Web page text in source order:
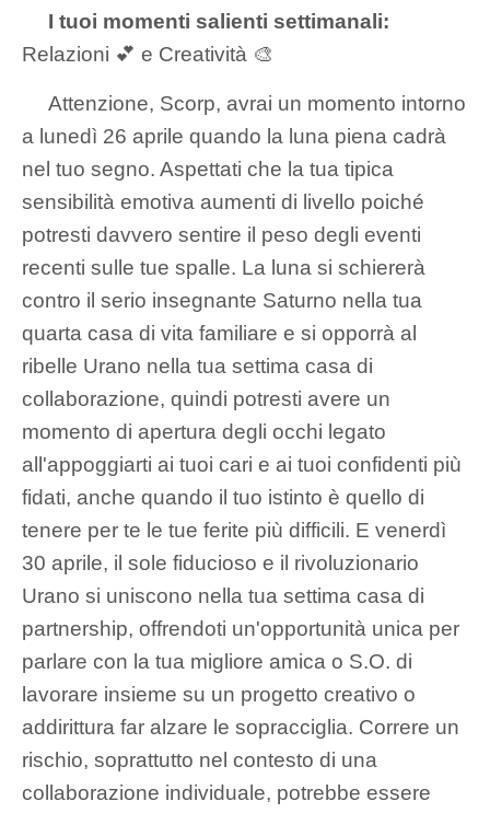
I tuoi momenti salienti settimanali:
Relazioni 💕 e Creatività 🎨
Attenzione, Scorp, avrai un momento intorno
a lunedì 26 aprile quando la luna piena cadrà
nel tuo segno. Aspettati che la tua tipica
sensibilità emotiva aumenti di livello poiché
potresti davvero sentire il peso degli eventi
recenti sulle tue spalle. La luna si schiererà
contro il serio insegnante Saturno nella tua
quarta casa di vita familiare e si opporrà al
ribelle Urano nella tua settima casa di
collaborazione, quindi potresti avere un
momento di apertura degli occhi legato
all'appoggiarti ai tuoi cari e ai tuoi confidenti più
fidati, anche quando il tuo istinto è quello di
tenere per te le tue ferite più difficili. E venerdì
30 aprile, il sole fiducioso e il rivoluzionario
Urano si uniscono nella tua settima casa di
partnership, offrendoti un'opportunità unica per
parlare con la tua migliore amica o S.O. di
lavorare insieme su un progetto creativo o
addirittura far alzare le sopracciglia. Correre un
rischio, soprattutto nel contesto di una
collaborazione individuale, potrebbe essere